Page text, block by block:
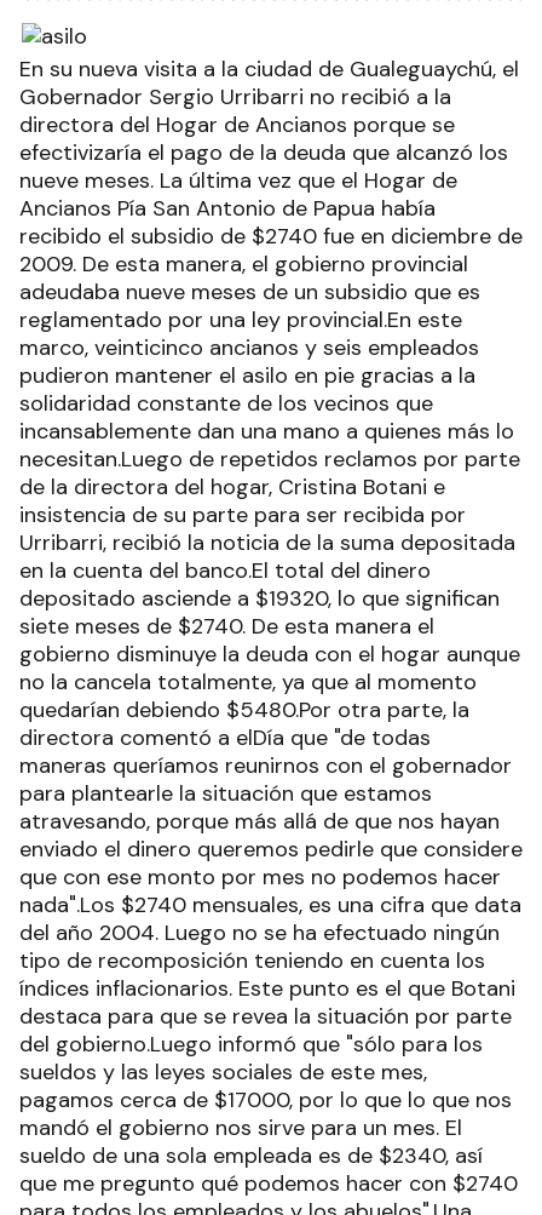
En su nueva visita a la ciudad de Gualeguaychú, el
Gobernador Sergio Urribarri no recibió a la
directora del Hogar de Ancianos porque se
efectivizaría el pago de la deuda que alcanzó los
nueve meses. La última vez que el Hogar de
Ancianos Pía San Antonio de Papua había
recibido el subsidio de $2740 fue en diciembre de
2009. De esta manera, el gobierno provincial
adeudaba nueve meses de un subsidio que es
reglamentado por una ley provincial.En este
marco, veinticinco ancianos y seis empleados
pudieron mantener el asilo en pie gracias a la
solidaridad constante de los vecinos que
incansablemente dan una mano a quienes más lo
necesitan.Luego de repetidos reclamos por parte
de la directora del hogar, Cristina Botani e
insistencia de su parte para ser recibida por
Urribarri, recibió la noticia de la suma depositada
en la cuenta del banco.El total del dinero
depositado asciende a $19320, lo que significan
siete meses de $2740. De esta manera el
gobierno disminuye la deuda con el hogar aunque
no la cancela totalmente, ya que al momento
quedarían debiendo $5480.Por otra parte, la
directora comentó a elDía que "de todas
maneras queríamos reunirnos con el gobernador
para plantearle la situación que estamos
atravesando, porque más allá de que nos hayan
enviado el dinero queremos pedirle que considere
que con ese monto por mes no podemos hacer
nada".Los $2740 mensuales, es una cifra que data
del año 2004. Luego no se ha efectuado ningún
tipo de recomposición teniendo en cuenta los
índices inflacionarios. Este punto es el que Botani
destaca para que se revea la situación por parte
del gobierno.Luego informó que "sólo para los
sueldos y las leyes sociales de este mes,
pagamos cerca de $17000, por lo que lo que nos
mandó el gobierno nos sirve para un mes. El
sueldo de una sola empleada es de $2340, así
que me pregunto qué podemos hacer con $2740